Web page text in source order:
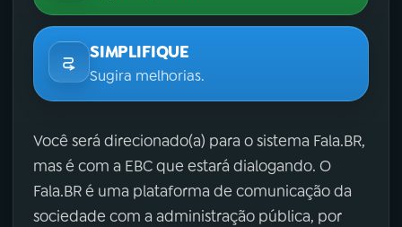
SIMPLIFIQUE
Sugira melhorias.
Você será direcionado(a) para o sistema Fala.BR,
mas é com a EBC que estará dialogando. O
Fala.BR é uma plataforma de comunicação da
sociedade com a administração pública, por